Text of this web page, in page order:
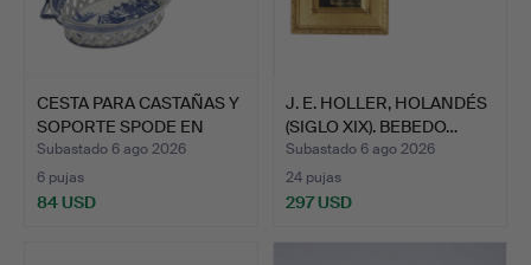
CESTA PARA CASTAÑAS Y
SOPORTE SPODE EN
AZU…
Subastado 6 ago 2026
6 pujas
84 USD
J. E. HOLLER, HOLANDÉS
(SIGLO XIX). BEBEDO…
Subastado 6 ago 2026
24 pujas
297 USD